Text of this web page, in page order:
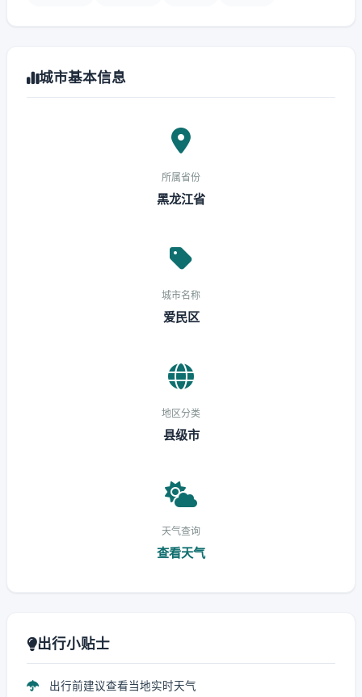
城市基本信息
所属省份
黑龙江省
城市名称
爱民区
地区分类
县级市
天气查询
查看天气
出行小贴士
出行前建议查看当地实时天气